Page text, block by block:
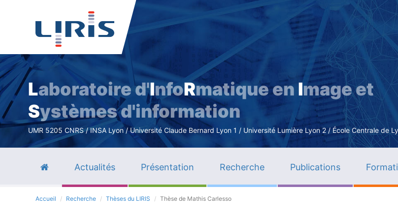
Aller
contenu
principal
Laboratoire d'InfoRmatique en Image et
Systèmes d'information
UMR 5205 CNRS / INSA Lyon / Université Claude Bernard Lyon 1 / Université Lumière Lyon 2 / École Centrale de
Actualités Présentation Recherche Publications
Accueil Recherche Thèses du LIRIS Thèse de Mathis Carlesso